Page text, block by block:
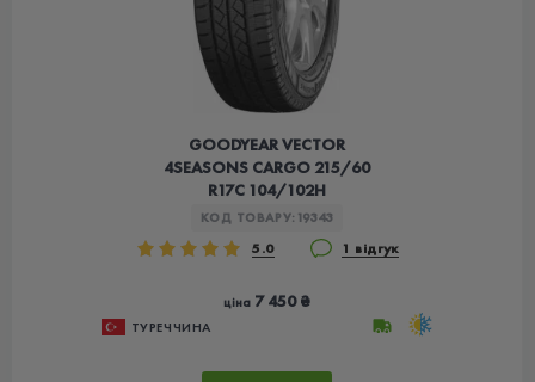
GOODYEAR VECTOR
4SEASONS CARGO 215/60
R17C 104/102H
КОД ТОВАРУ: 19343
5.0 1 відгук
ціна 7 450 ₴
ТУРЕЧЧИНА